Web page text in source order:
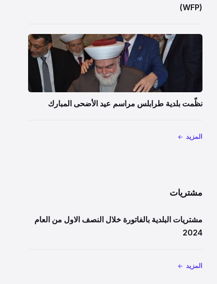
(WFP)
نظّمت بلدية طرابلس مراسم عيد الأضحى المبارك
المزيد
مشتريات
مشتريات البلدية بالفاتورة خلال النصف الاول من العام
2024
المزيد